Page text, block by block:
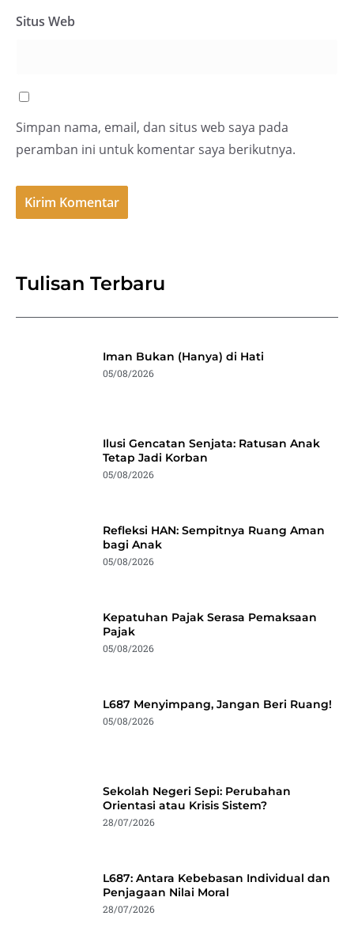
Situs Web
Simpan nama, email, dan situs web saya pada
peramban ini untuk komentar saya berikutnya.
Tulisan Terbaru
Iman Bukan (Hanya) di Hati
05/08/2026
Ilusi Gencatan Senjata: Ratusan Anak
Tetap Jadi Korban
05/08/2026
Refleksi HAN: Sempitnya Ruang Aman
bagi Anak
05/08/2026
Kepatuhan Pajak Serasa Pemaksaan
Pajak
05/08/2026
L687 Menyimpang, Jangan Beri Ruang!
05/08/2026
Sekolah Negeri Sepi: Perubahan
Orientasi atau Krisis Sistem?
28/07/2026
L687: Antara Kebebasan Individual dan
Penjagaan Nilai Moral
28/07/2026